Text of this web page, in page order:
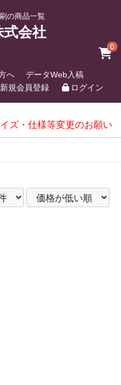
の商品一覧
式会社
0
へ
データWeb入稿
新規会員登録 ログイン
ズ・仕様等変更のお願い